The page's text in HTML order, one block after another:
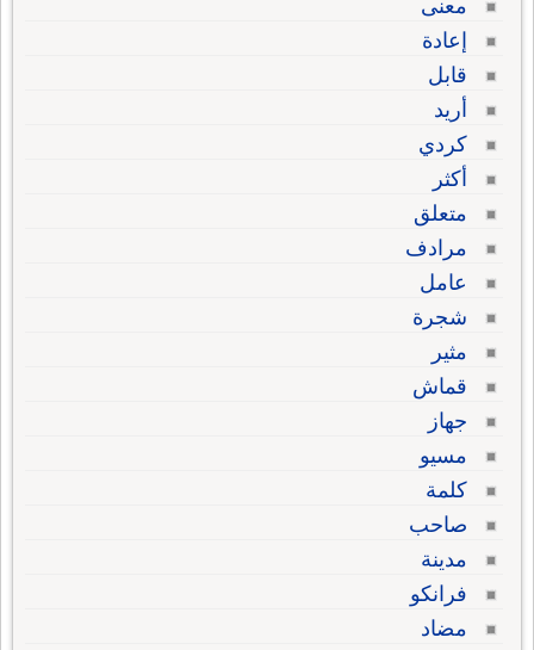
معنى
إعادة
قابل
أريد
كردي
أكثر
متعلق
مرادف
عامل
شجرة
مثير
قماش
جهاز
مسيو
كلمة
صاحب
مدينة
فرانكو
مضاد